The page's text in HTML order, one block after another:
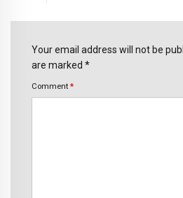
Your email address will not be
are marked *
Comment *